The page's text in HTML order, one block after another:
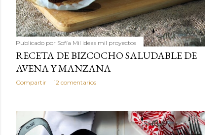
Publicado por Sofía Mil ideas mil proyectos
RECETA DE BIZCOCHO SALUDABLE DE
AVENA Y MANZANA
Compartir 12 comentarios